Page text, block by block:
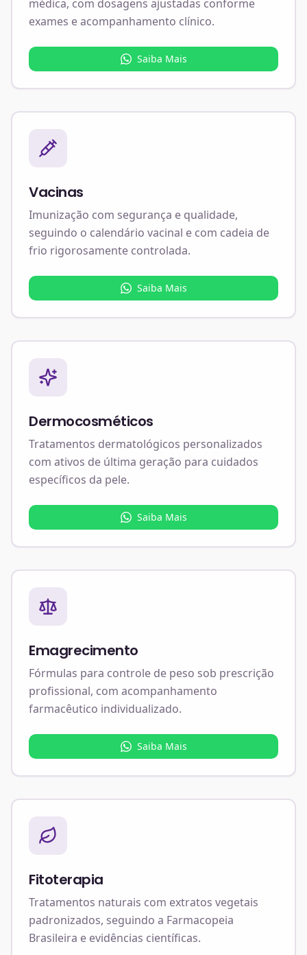
médica, com dosagens ajustadas conforme
exames e acompanhamento clínico.
Saiba Mais
Vacinas
Imunização com segurança e qualidade,
seguindo o calendário vacinal e com cadeia de
frio rigorosamente controlada.
Saiba Mais
Dermocosméticos
Tratamentos dermatológicos personalizados
com ativos de última geração para cuidados
específicos da pele.
Saiba Mais
Emagrecimento
Fórmulas para controle de peso sob prescrição
profissional, com acompanhamento
farmacêutico individualizado.
Saiba Mais
Fitoterapia
Tratamentos naturais com extratos vegetais
padronizados, seguindo a Farmacopeia
Brasileira e evidências científicas.